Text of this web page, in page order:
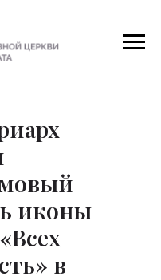
иконы
в